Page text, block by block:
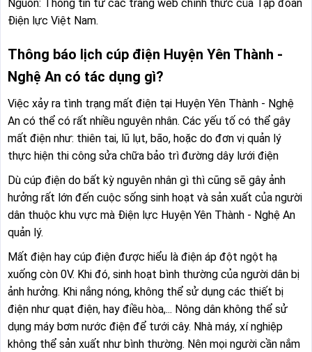
Nguồn: Thông tin từ các trang web chính thức của Tập đoàn
Điện lực Việt Nam.
Thông báo lịch cúp điện Huyện Yên Thành -
Nghệ An có tác dụng gì?
Việc xảy ra tình trạng mất điện tại Huyện Yên Thành - Nghệ
An có thể có rất nhiều nguyên nhân. Các yếu tố có thể gây
mất điện như: thiên tai, lũ lụt, bão, hoặc do đơn vị quản lý
thực hiện thi công sửa chữa bảo trì đường dây lưới điện
Dù cúp điện do bất kỳ nguyên nhân gì thì cũng sẽ gây ảnh
hưởng rất lớn đến cuộc sống sinh hoạt và sản xuất của người
dân thuộc khu vực mà Điện lực Huyện Yên Thành - Nghệ An
quản lý.
Mất điện hay cúp điện được hiểu là điện áp đột ngột hạ
xuống còn 0V. Khi đó, sinh hoạt bình thường của người dân bị
ảnh hưởng. Khi nắng nóng, không thể sử dụng các thiết bị
điện như quạt điện, hay điều hòa,... Nông dân không thể sử
dụng máy bơm nước điện để tưới cây. Nhà máy, xí nghiệp
không thể sản xuất như bình thường. Nên mọi người cần nắm